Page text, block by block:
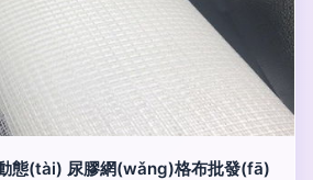
態(tài) 尿膠網(wǎng)格布批發(fā)